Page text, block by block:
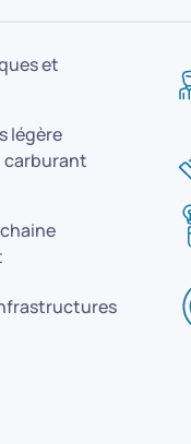
et
légère
carburant